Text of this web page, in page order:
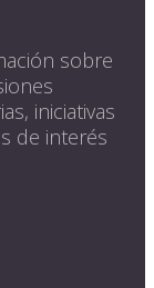
sobre
iniciativas
de interés